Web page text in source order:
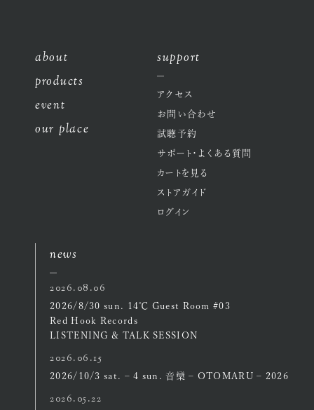
about
products
event
our place
support
アクセス
お問い合わせ
試聴予約
サポート・よくある質問
カートを見る
ストアガイド
ログイン
news
2026.08.06
2026/8/30 sun. 14℃ Guest Room #03
Red Hook Records
LISTENING & TALK SESSION
2026.06.15
2026/10/3 sat. – 4 sun. 音欒 – OTOMARU – 2026
2026.05.22